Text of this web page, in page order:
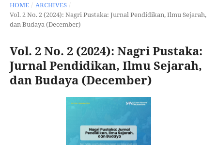
HOME / ARCHIVES /
Vol. 2 No. 2 (2024): Nagri Pustaka: Jurnal Pendidikan, Ilmu Sejarah,
dan Budaya (December)
Vol. 2 No. 2 (2024): Nagri Pustaka:
Jurnal Pendidikan, Ilmu Sejarah,
dan Budaya (December)